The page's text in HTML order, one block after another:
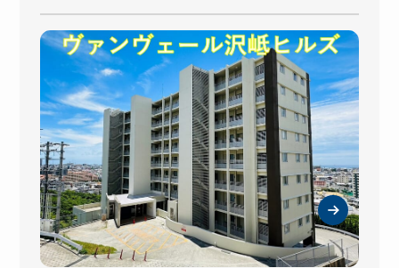
が、実は購入申込が入ったからといって、必ず売買
契約になるわけではありません。 今回は、購入申込
が入ってから契約までに気を付けたいポイントをご
紹介します！ 購入申込とは？ 購入申込とは、買主様
が「この物件を購入したいです！」という意思を示
す書類です。 ただし、この段階ではまだ売買契約は
成立しておらず、価格や引渡し時期などの条件を調
整し、お互いが合意して初めて契約となります。 購
入申込はゴールではなく、契約へのスタートライン
です！」売主様も「もう売れた！」と思われること
がありますが、ここからが大切な時期です。契約ま